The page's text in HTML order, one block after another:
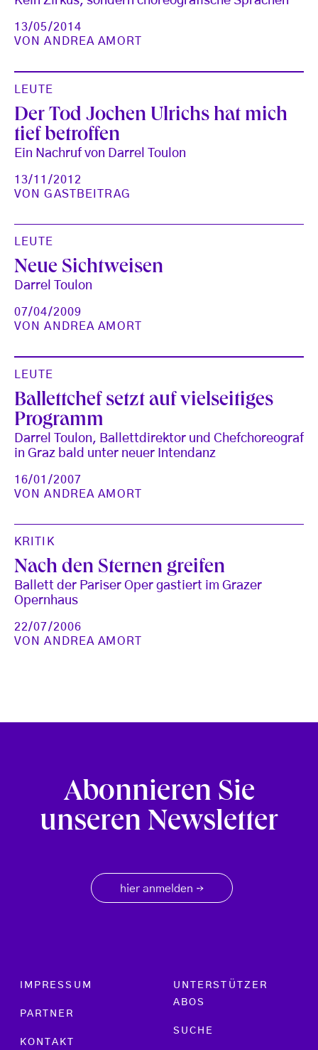
13/05/2014
VONANDREA AMORT
LEUTE
Der Tod Jochen Ulrichs hat mich
tief betroffen
Ein Nachruf von Darrel Toulon
13/11/2012
VONGASTBEITRAG
LEUTE
Neue Sichtweisen
Darrel Toulon
07/04/2009
VONANDREA AMORT
LEUTE
Ballettchef setzt auf vielseitiges
Programm
Darrel Toulon, Ballettdirektor und Chefchoreograf
in Graz bald unter neuer Intendanz
16/01/2007
VONANDREA AMORT
KRITIK
Nach den Sternen greifen
Ballett der Pariser Oper gastiert im Grazer
Opernhaus
22/07/2006
VONANDREA AMORT
Abonnieren Sie
unseren Newsletter
hier anmelden →
Footer menu
IMPRESSUM
PARTNER
KONTAKT
UNTERSTÜTZER
ABOS
SUCHE